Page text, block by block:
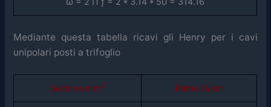
Mediante questa tabella ricavi gli Henry per i cavi
unipolari posti a trifoglio
Sezione mm2 Rame Ω/km